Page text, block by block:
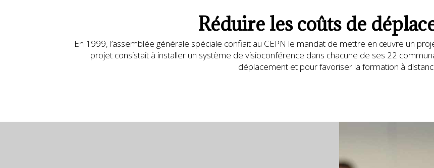
Réduire les coûts de
En 1999, l’assemblée générale spéciale confiait au CEPN le mandat de mettre en œuvre un
projet consistait à installer un système de visioconférence dans chacune de ses 22
déplacement et pour favoriser la formation à